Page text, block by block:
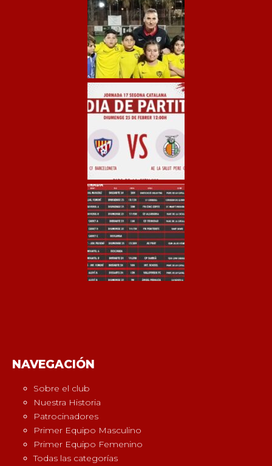
NAVEGACIÓN
Sobre el club
Nuestra Historia
Patrocinadores
Primer Equipo Masculino
Primer Equipo Femenino
Todas las categorías